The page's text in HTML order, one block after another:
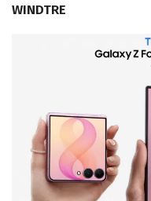
WINDTRE